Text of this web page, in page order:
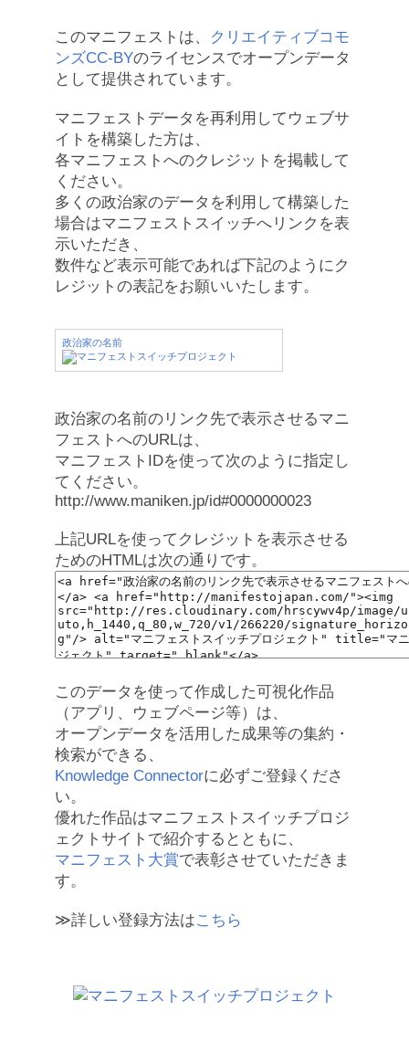
このマニフェストは、
クリエイティブコモ
ンズCC-BYのライセンスでオープンデータ
として提供されています。
マニフェストデータを再利用してウェブサ
イトを構築した方は、
各マニフェストへのクレジットを掲載して
ください。
多くの政治家のデータを利用して構築した
場合はマニフェストスイッチへリンクを表
示いただき、
数件など表示可能であれば下記のようにク
レジットの表記をお願いいたします。
政治家の名前
政治家の名前のリンク先で表示させるマニ
フェストへのURLは、
マニフェストIDを使って次のように指定し
てください。
http://www.maniken.jp/id#0000000023
上記URLを使ってクレジットを表示させる
ためのHTMLは次の通りです。
このデータを使って作成した可視化作品
（アプリ、ウェブページ等）は、
オープンデータを活用した成果等の集約・
検索ができる、
Knowledge Connectorに必ずご登録くださ
い。
優れた作品はマニフェストスイッチプロジ
ェクトサイトで紹介するとともに、
マニフェスト大賞で表彰させていただきま
す。
≫詳しい登録方法はこちら